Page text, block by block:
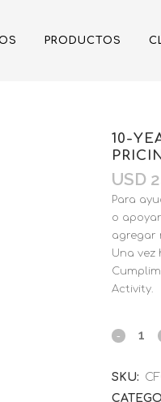
PRODUCTOS
10-
USD
Para
o
agregar
Una vez
Activity.
SKU: